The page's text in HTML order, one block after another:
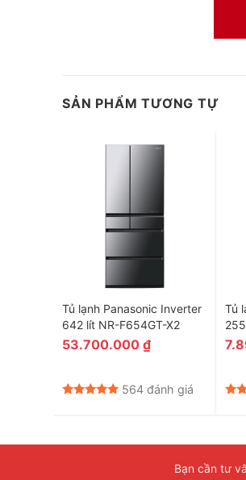
Tủ lạnh inverter này có chức
Ngăn mát rộng lớn
SẢN PHẨM TƯƠNG TỰ
Tủ lạnh Panasonic Inverter
642 lít NR-F654GT-X2
53.700.000 ₫
564 đánh giá
Tủ
Bạn cần tư